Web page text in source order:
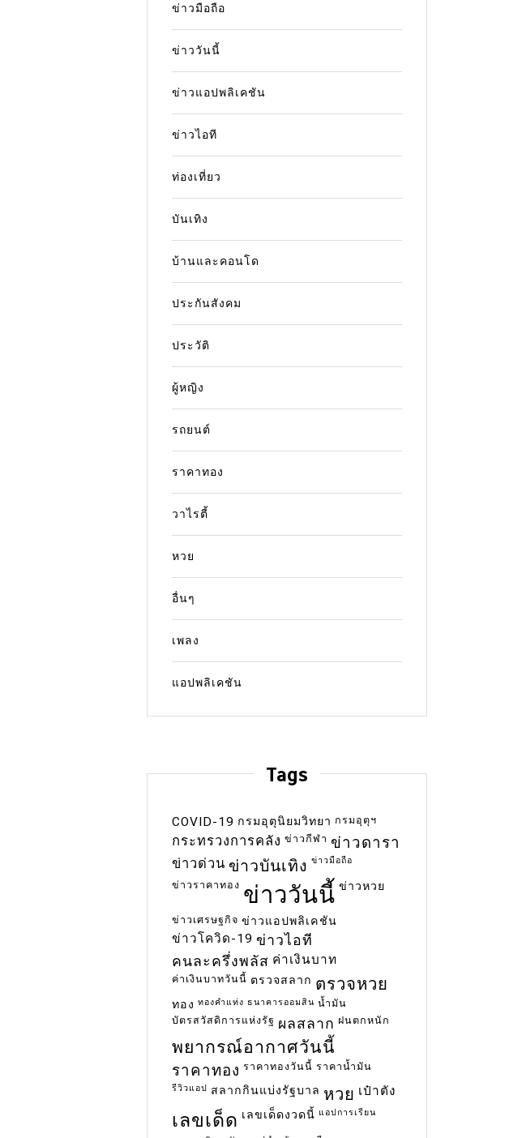
ข่าวมือถือ
ข่าววันนี้
ข่าวแอปพลิเคชัน
ข่าวไอที
ท่องเที่ยว
บันเทิง
บ้านและคอนโด
ประกันสังคม
ประวัติ
ผู้หญิง
รถยนต์
ราคาทอง
วาไรตี้
หวย
อื่นๆ
เพลง
แอปพลิเคชัน
Tags
COVID-19 กรมอุตุนิยมวิทยา กรมอุตุฯ
กระทรวงการคลัง ข่าวกีฬา ข่าวดารา
ข่าวด่วน ข่าวบันเทิง ข่าวมือถือ
ข่าวราคาทอง ข่าววันนี้ ข่าวหวย
ข่าวเศรษฐกิจ ข่าวแอปพลิเคชัน
ข่าวโควิด-19 ข่าวไอที
คนละครึ่งพลัส ค่าเงินบาท
ค่าเงินบาทวันนี้ ตรวจสลาก ตรวจหวย
ทอง ทองคำแท่ง ธนาคารออมสิน น้ำมัน
บัตรสวัสดิการแห่งรัฐ ผลสลาก ฝนตกหนัก
พยากรณ์อากาศวันนี้
ราคาทอง ราคาทองวันนี้ ราคาน้ำมัน
รีวิวแอป สลากกินแบ่งรัฐบาล หวย เป๋าตัง
เลขเด็ด เลขเด็ดงวดนี้ แอปการเรียน